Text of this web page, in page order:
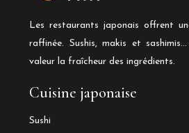
Les restaurants japonais offrent
raffinée. Sushis, makis et
valeur la fraîcheur des ingrédients.
Cuisine japonaise
Sushi